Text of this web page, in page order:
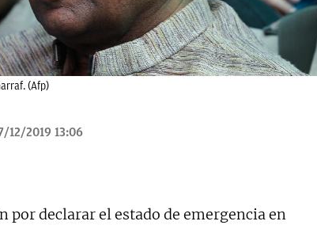
(Afp)
12/2019 13:06
por declarar el estado de emergencia en